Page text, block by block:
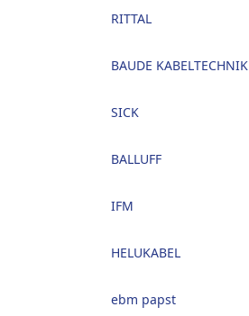
RITTAL
BAUDE KABELTECHNIK
SICK
BALLUFF
IFM
HELUKABEL
ebm papst